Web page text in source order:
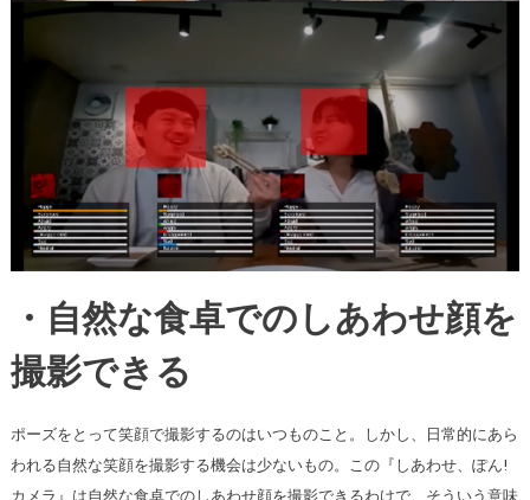
・自然な食卓でのしあわせ顔を
撮影できる
ポーズをとって笑顔で撮影するのはいつものこと。しかし、日常的にあら
われる自然な笑顔を撮影する機会は少ないもの。この『しあわせ、ぽん!